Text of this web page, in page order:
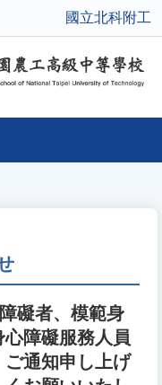
國立北科附工
礙者、模範身
障礙服務人員
通知申し上げ